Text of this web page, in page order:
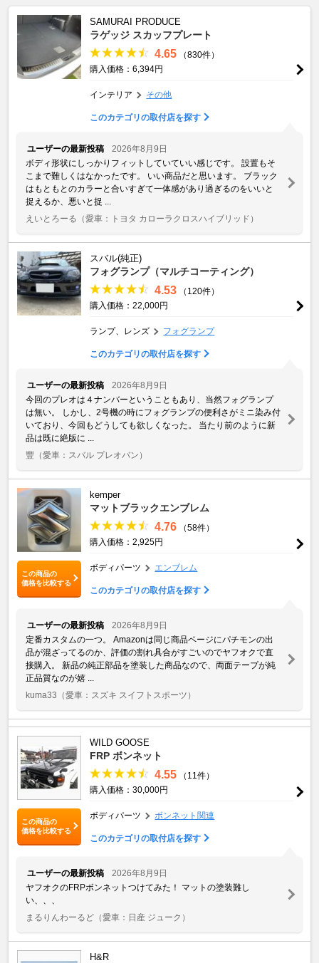
SAMURAI PRODUCE
ラゲッジ スカッフプレート
4.65
（830件）
購入価格：6,394円
インテリア その他
このカテゴリの取付店を探す
ユーザーの最新投稿
2026年8月9日
ボディ形状にしっかりフィットしていていい感じです。 設置もそ
こまで難しくはなかったです。 いい商品だと思います。 ブラック
はもともとのカラーと合いすぎて一体感があり過ぎるのをいいと
捉えるか、悪いと捉 ...
えいとろーる （愛車：トヨタ カローラクロスハイブリッド）
スバル(純正)
フォグランプ（マルチコーティング）
4.53
（120件）
購入価格：22,000円
ランプ、レンズ フォグランプ
このカテゴリの取付店を探す
ユーザーの最新投稿
2026年8月9日
今回のプレオは４ナンバーということもあり、当然フォグランプ
は無い。 しかし、2号機の時にフォグランプの便利さがミニ染み付
いており、今回もどうしても欲しくなった。 当たり前のように新
品は既に絶版に ...
豐 （愛車：スバル プレオバン）
この商品の
価格を比較する
kemper
マットブラックエンブレム
4.76
（58件）
購入価格：2,925円
ボディパーツ エンブレム
このカテゴリの取付店を探す
ユーザーの最新投稿
2026年8月9日
定番カスタムの一つ。 Amazonは同じ商品ページにパチモンの出
品が混ざってるのか、評価の割れ具合がすごいのでヤフオクで直
接購入。 新品の純正部品を塗装した商品なので、両面テープが純
正品質なのが嬉 ...
kuma33 （愛車：スズキ スイフトスポーツ）
この商品の
価格を比較する
WILD GOOSE
FRP ボンネット
4.55
（11件）
購入価格：30,000円
ボディパーツ ボンネット関連
このカテゴリの取付店を探す
ユーザーの最新投稿
2026年8月9日
ヤフオクのFRPボンネットつけてみた！ マットの塗装難し
い、、、
まるりんわーるど （愛車：日産 ジューク）
H&R